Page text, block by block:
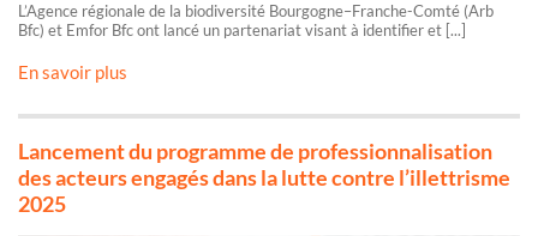
L’Agence régionale de la biodiversité Bourgogne–Franche-Comté (Arb
Bfc) et Emfor Bfc ont lancé un partenariat visant à identifier et [...]
En savoir plus
Lancement du programme de professionnalisation
des acteurs engagés dans la lutte contre l’illettrisme
2025